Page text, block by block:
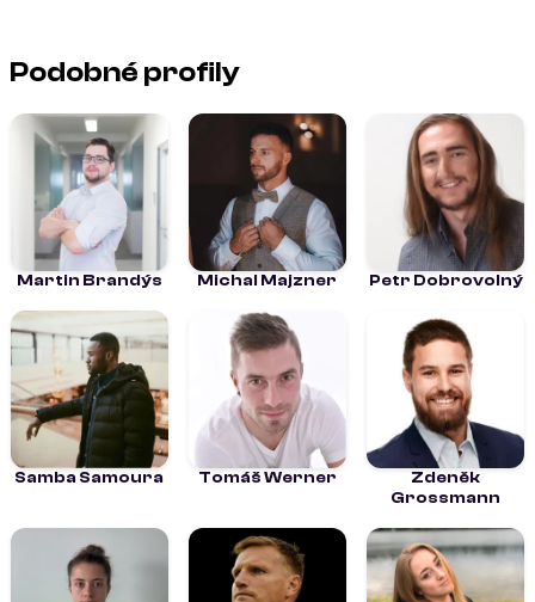
Podobné profily
Martin Brandýs Michal Majzner Petr Dobrovolný
Samba Samoura Tomáš Werner
Zdeněk
Grossmann